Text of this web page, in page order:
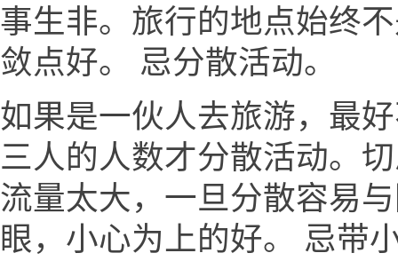
事生非。旅行的地点始终
敛点好。 忌分散活动。
如果是一伙人去旅游，最
三人的人数才分散活动。
流量太大，一旦分散容易
眼，小心为上的好。 忌带